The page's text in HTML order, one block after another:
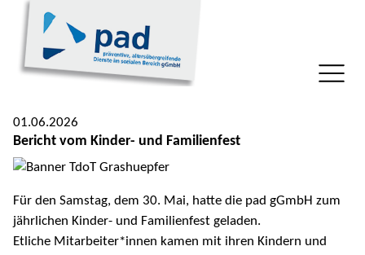
01.06.2026
Bericht vom Kinder- und Familienfest
Für den Samstag, dem 30. Mai, hatte die pad gGmbH zum
jährlichen Kinder- und Familienfest geladen.
Etliche Mitarbeiter*innen kamen mit ihren Kindern und